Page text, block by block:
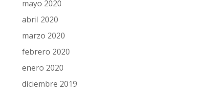
mayo 2020
abril 2020
marzo 2020
febrero 2020
enero 2020
diciembre 2019